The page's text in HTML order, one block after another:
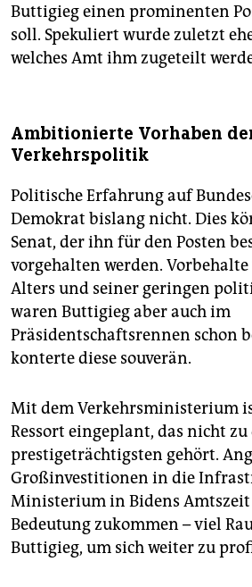
Buttigieg einen prominenten
soll. Spekuliert wurde zuletzt
welches Amt ihm zugeteilt
Ambitionierte Vorhaben
Verkehrspolitik
Politische Erfahrung auf
Demokrat bislang nicht. Dies
Senat, der ihn für den Posten
vorgehalten werden. Vorbehalte
Alters und seiner geringen
waren Buttigieg aber auch im
Präsidentschaftsrennen schon
konterte diese souverän.
Mit dem Verkehrsministerium
Ressort eingeplant, das nicht zu
prestigeträchtigsten gehört.
Großinvestitionen in die
Ministerium in Bidens
Bedeutung zukommen – viel
Buttigieg, um sich weiter zu